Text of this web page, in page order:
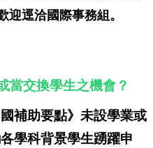
迎逕洽國際事務組。
當交換學生之機會？
補助要點》未設學業或
學科背景學生踴躍申